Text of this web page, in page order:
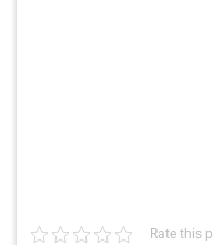
Rate this